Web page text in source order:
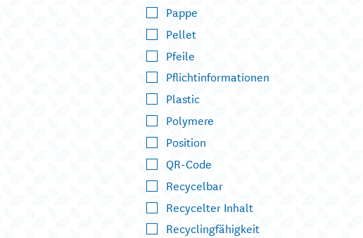
Pappe
Pellet
Pfeile
Pflichtinformationen
Plastic
Polymere
Position
QR-Code
Recycelbar
Recycelter Inhalt
Recyclingfähigkeit